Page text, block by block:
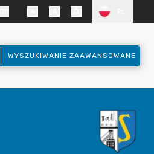
WYSZUKIWANIE ZAAWANSOWANE